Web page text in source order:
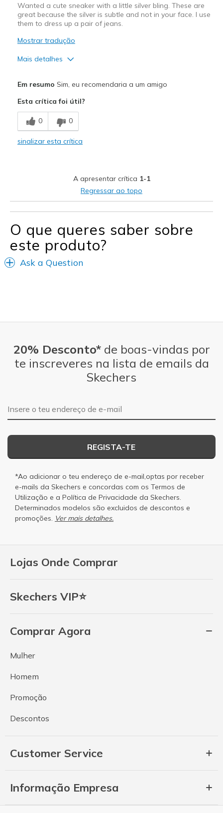
Wanted a cute sneaker with a little silver bling. These are
great because the silver is subtle and not in your face. I use
them to dress up a pair of jeans.
Mostrar tradução
Mais detalhes
Comfortable
Melhores utilizações
Casual Wear
Feels true to size
I'm Into Shoes
Em resumo Sim, eu recomendaria a um amigo
Esta crítica foi útil?
0 0
sinalizar esta crítica
A apresentar crítica 1-1
Regressar ao topo
O que queres saber sobre
este produto?
Ask a Question
Lojas Onde Comprar
Skechers VIP⭐
Comprar Agora
Mulher
Homem
Promoção
Descontos
Customer Service
Informação Empresa
20% Desconto*de boas-vindas por
te inscreveres na lista de emails da
Skechers
Endereço de e-mail
REGISTA-TE
*Ao adicionar o teu endereço de e-mail,optas por receber
e-mails da Skechers e concordas com os Termos de
Utilização e a Política de Privacidade da Skechers.
Determinados modelos são excluidos de descontos e
promoções. Ver mais detalhes.